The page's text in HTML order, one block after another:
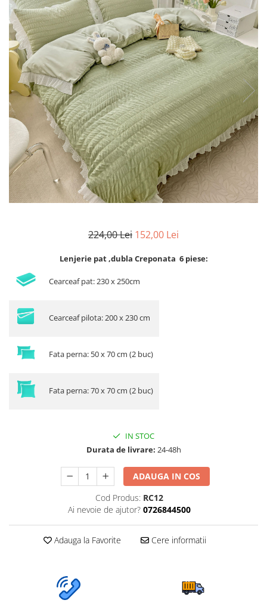
Lenjerii Creponate
Lenjerii de finet Iprimate Digital
Lenjerii de pat Bumbac 100%
Lenjerii de pat Finet + 2 Draperii
Lenjerii de pat Saten 4 piese cu
elastic
224,00 Lei 152,00 Lei
Lenjerie pat ,dubla Creponata 6 piese:
Cearceaf pat: 230 x 250cm
Cearceaf pilota: 200 x 230 cm
Fata perna: 50 x 70 cm (2 buc)
Fata perna: 70 x 70 cm (2 buc)
IN STOC
Durata de livrare: 24-48h
ADAUGA IN COS
Cod Produs: RC12
Ai nevoie de ajutor? 0726844500
Adauga la Favorite Cere informatii